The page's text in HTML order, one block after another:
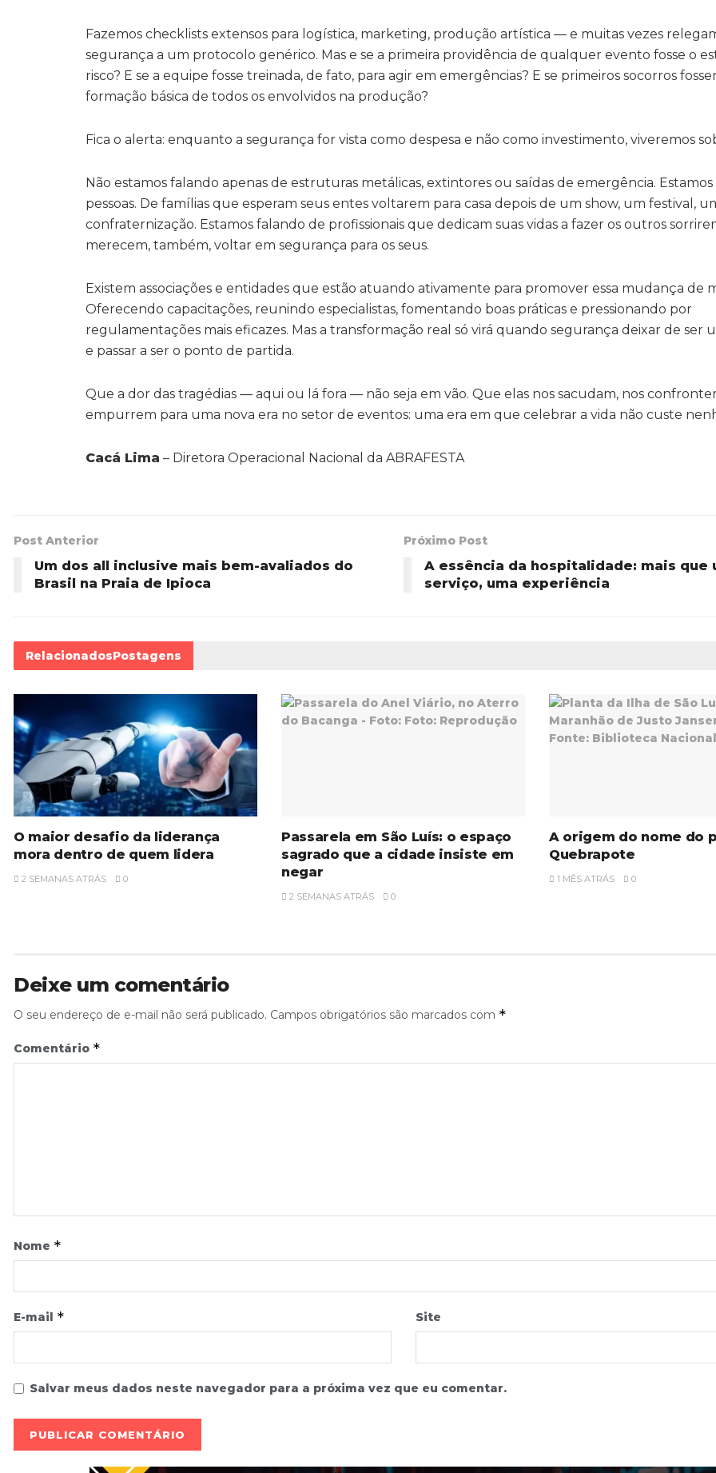
Fazemos checklists extensos para logística, marketing, produção artística — e muitas vezes
segurança a um protocolo genérico. Mas e se a primeira providência de qualquer evento fosse o
risco? E se a equipe fosse treinada, de fato, para agir em emergências? E se primeiros socorros
formação básica de todos os envolvidos na produção?
Fica o alerta: enquanto a segurança for vista como despesa e não como investimento, viveremos
Não estamos falando apenas de estruturas metálicas, extintores ou saídas de emergência.
pessoas. De famílias que esperam seus entes voltarem para casa depois de um show, um festival,
confraternização. Estamos falando de profissionais que dedicam suas vidas a fazer os outros
merecem, também, voltar em segurança para os seus.
Existem associações e entidades que estão atuando ativamente para promover essa mudança de
Oferecendo capacitações, reunindo especialistas, fomentando boas práticas e pressionando por
regulamentações mais eficazes. Mas a transformação real só virá quando segurança deixar de ser
e passar a ser o ponto de partida.
Que a dor das tragédias — aqui ou lá fora — não seja em vão. Que elas nos sacudam, nos
empurrem para uma nova era no setor de eventos: uma era em que celebrar a vida não custe
Cacá Lima – Diretora Operacional Nacional da ABRAFESTA
Post Anterior
Um dos all inclusive mais bem-avaliados do
Brasil na Praia de Ipioca
Próximo Post
A essência da hospitalidade: mais que
serviço, uma experiência
RelacionadosPostagens
O maior desafio da liderança
mora dentro de quem lidera
2 SEMANAS ATRÁS 0
Passarela em São Luís: o espaço
sagrado que a cidade insiste em
negar
2 SEMANAS ATRÁS 0
A origem do nome do
Quebrapote
1 MÊS ATRÁS 0
Deixe um comentário
O seu endereço de e-mail não será publicado. Campos obrigatórios são marcados com *
Comentário *
Nome *
E-mail * Site
Salvar meus dados neste navegador para a próxima vez que eu comentar.